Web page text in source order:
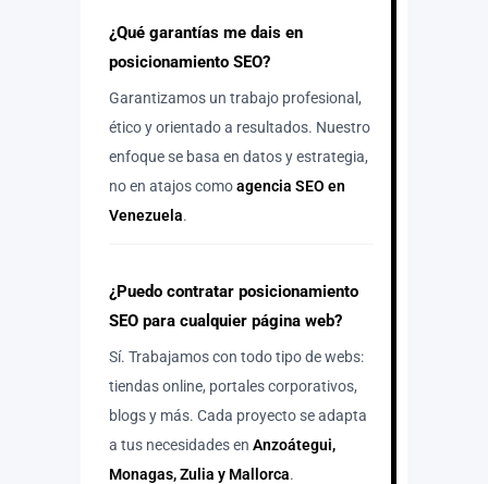
¿Qué garantías me dais en
posicionamiento SEO?
Garantizamos un trabajo profesional,
ético y orientado a resultados. Nuestro
enfoque se basa en datos y estrategia,
no en atajos comoagencia SEO en
Venezuela.
¿Puedo contratar posicionamiento
SEO para cualquier página web?
Sí. Trabajamos con todo tipo de webs:
tiendas online, portales corporativos,
blogs y más. Cada proyecto se adapta
a tus necesidades en Anzoátegui,
Monagas, Zulia y Mallorca.